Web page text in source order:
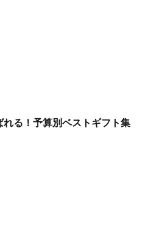
る！予算別ベストギフト集